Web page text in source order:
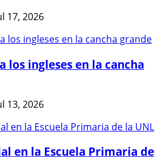
17, 2026
los ingleses en la cancha
13, 2026
en la Escuela Primaria de